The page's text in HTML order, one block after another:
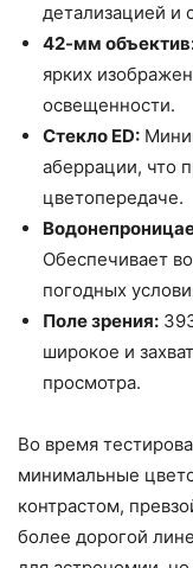
детализацией и
42-мм
ярких
освещенности.
Стекло ED:
аберрации, что
цветопередаче.
Обеспечивает
погодных
Поле зрения:
широкое и
просмотра.
Во время
минимальные
контрастом,
более дорогой